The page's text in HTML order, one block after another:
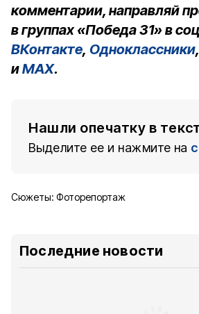
комментарии, направляй
в группах «Победа 31» в
ВКонтакте, Одноклассники,
иMAX.
Нашли опечатку в
Выделите ее и нажмите на
Сюжеты: Фоторепортаж
Последние новости